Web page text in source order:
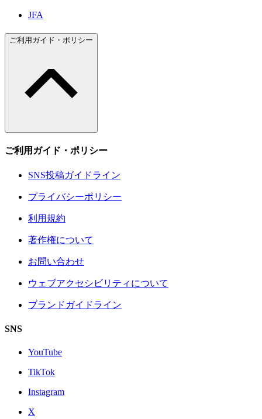
JFA
ご利用ガイド・ポリシー
ご利用ガイド・ポリシー
SNS投稿ガイドライン
プライバシーポリシー
利用規約
著作権について
お問い合わせ
ウェブアクセシビリティについて
ブランドガイドライン
SNS
YouTube
TikTok
Instagram
X